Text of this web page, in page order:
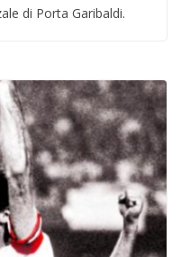
di Porta Garibaldi.